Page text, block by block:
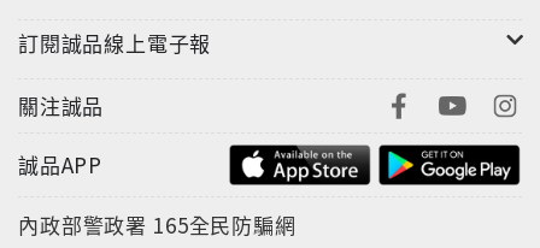
訂閱誠品線上電子報
關注誠品
誠品APP
內政部警政署 165全民防騙網